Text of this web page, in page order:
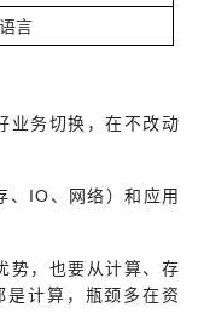
言
业务切换，在不改动
、IO、网络）和应用
势，也要从计算、存
是计算，瓶颈多在资